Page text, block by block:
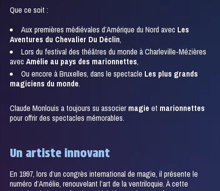
Que ce soit :
Aux premières médiévales d’Amérique du Nord avec Les
Aventures du Chevalier Du Déclin,
Lors du festival des théâtres du monde à Charleville-Mézières
avec Amélie au pays des marionnettes,
Ou encore à Bruxelles, dans le spectacle Les plus grands
magiciens du monde.
Claude Monlouis a toujours su associer magie et marionnettes
pour offrir des spectacles mémorables.
Un artiste innovant
En 1997, lors d’un congrès international de magie, il présente le
numéro d’Amélie, renouvelant l’art de la ventriloquie. À cette